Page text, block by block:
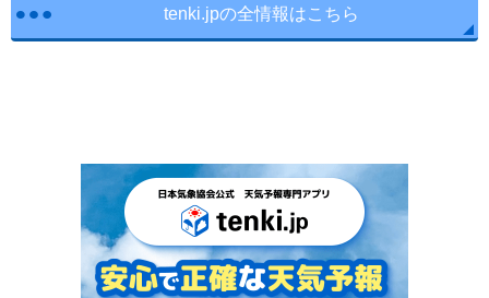
tenki.jpの全情報はこちら